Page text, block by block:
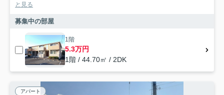
と見る
募集中の部屋
1階
5.3万円
1階 / 44.70㎡ / 2DK
アパート